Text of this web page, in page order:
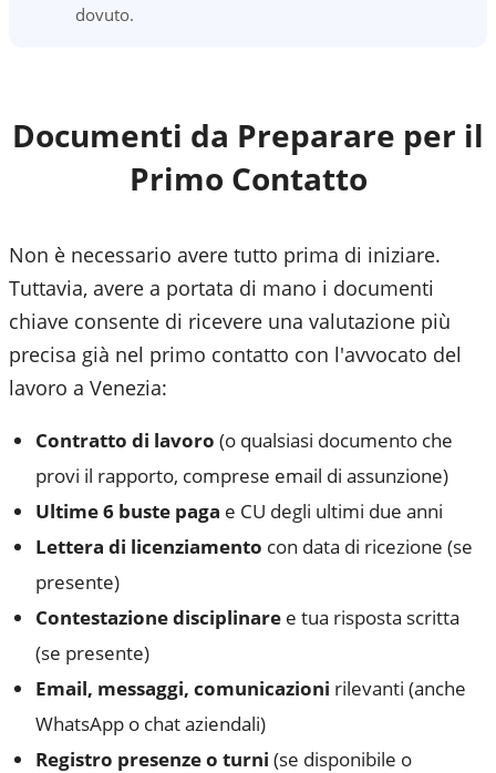
dovuto.
Documenti da Preparare per il
Primo Contatto
Non è necessario avere tutto prima di iniziare.
Tuttavia, avere a portata di mano i documenti
chiave consente di ricevere una valutazione più
precisa già nel primo contatto con l'avvocato del
lavoro a Venezia:
Contratto di lavoro (o qualsiasi documento che
provi il rapporto, comprese email di assunzione)
Ultime 6 buste paga e CU degli ultimi due anni
Lettera di licenziamento con data di ricezione (se
presente)
Contestazione disciplinare e tua risposta scritta
(se presente)
Email, messaggi, comunicazioni rilevanti (anche
WhatsApp o chat aziendali)
Registro presenze o turni (se disponibile o